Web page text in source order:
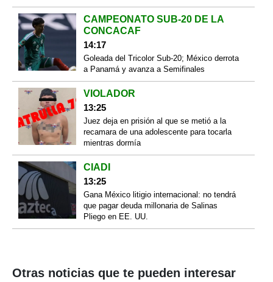
CAMPEONATO SUB-20 DE LA
CONCACAF
14:17
Goleada del Tricolor Sub-20; México derrota
a Panamá y avanza a Semifinales
VIOLADOR
13:25
Juez deja en prisión al que se metió a la
recamara de una adolescente para tocarla
mientras dormía
CIADI
13:25
Gana México litigio internacional: no tendrá
que pagar deuda millonaria de Salinas
Pliego en EE. UU.
Otras noticias que te pueden interesar